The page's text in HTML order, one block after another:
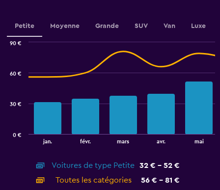
Range:
0
to
Petite Moyenne Grande SUV Van Luxe
displaying
categories.
jan. févr. mars avr. mai
0 €
30 €
60 €
90 €
Voitures de type Petite
32 € - 52 €
Toutes les catégories
56 € - 81 €